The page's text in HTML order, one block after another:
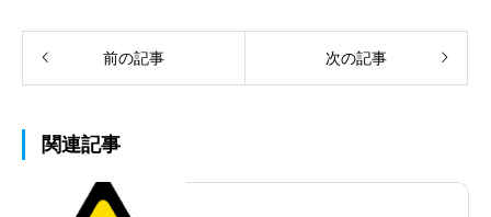
前の記事 次の記事
関連記事